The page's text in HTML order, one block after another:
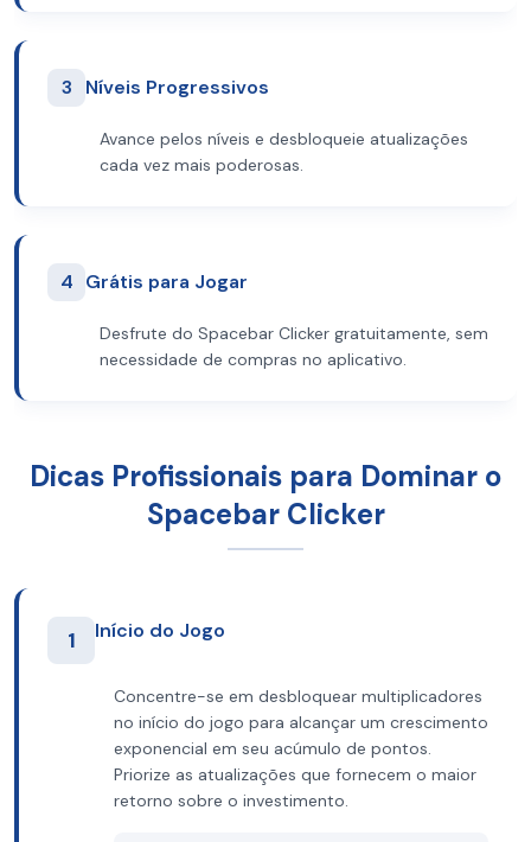
3 Níveis Progressivos
Avance pelos níveis e desbloqueie atualizações
cada vez mais poderosas.
4 Grátis para Jogar
Desfrute do Spacebar Clicker gratuitamente, sem
necessidade de compras no aplicativo.
Dicas Profissionais para Dominar o
Spacebar Clicker
1 Início do Jogo
Concentre-se em desbloquear multiplicadores
no início do jogo para alcançar um crescimento
exponencial em seu acúmulo de pontos.
Priorize as atualizações que fornecem o maior
retorno sobre o investimento.